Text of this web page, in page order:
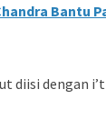
Bantu
diisi dengan